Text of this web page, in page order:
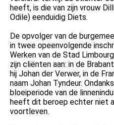
heeft, is die van zijn vrouw
Odile) eenduidig Diets.
De opvolger van de
in twee opeenvolgende
Werken van de Stad Limbourg (april 1532) aan de taal van
zijn cliënten aan: in de
hij Johan der Verwer, in de
naam Johan Tyndeur.
bloeiperiode van de
heeft dit beroep echter niet
voortleven.